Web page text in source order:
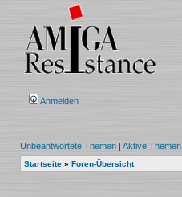
Anmelden
Unbeantwortete Themen | Aktive Themen
Startseite » Foren-Übersicht